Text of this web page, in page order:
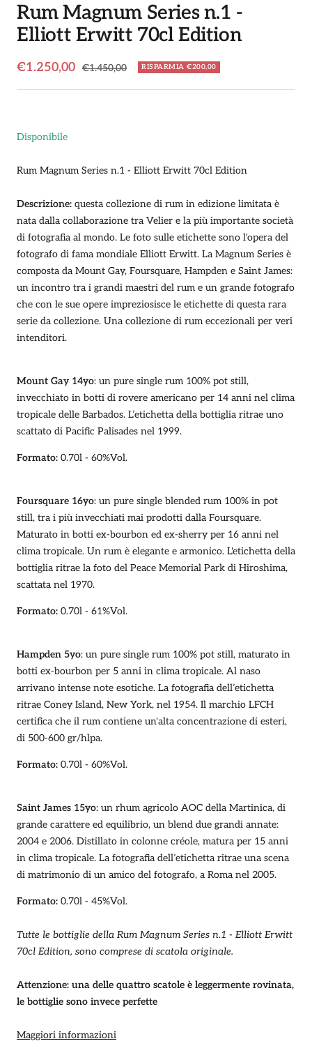
Rum Magnum Series n.1 -
Elliott Erwitt 70cl Edition
Prezzo
di
€1.250,00 Prezzo
€1.450,00 RISPARMIA €200,00
Disponibile
Rum Magnum Series n.1 - Elliott Erwitt 70cl Edition
Descrizione: questa collezione di rum in edizione limitata è
nata dalla collaborazione tra Velier e la più importante società
di fotografia al mondo. Le foto sulle etichette sono l'opera del
fotografo di fama mondiale Elliott Erwitt. La Magnum Series è
composta da Mount Gay, Foursquare, Hampden e Saint James:
un incontro tra i grandi maestri del rum e un grande fotografo
che con le sue opere impreziosisce le etichette di questa rara
serie da collezione. Una collezione di rum eccezionali per veri
intenditori.
Mount Gay 14yo: un pure single rum 100% pot still,
invecchiato in botti di rovere americano per 14 anni nel clima
tropicale delle Barbados. L’etichetta della bottiglia ritrae uno
scattato di Pacific Palisades nel 1999.
Formato: 0.70l - 60%Vol.
Foursquare 16yo: un pure single blended rum 100% in pot
still, tra i più invecchiati mai prodotti dalla Foursquare.
Maturato in botti ex-bourbon ed ex-sherry per 16 anni nel
clima tropicale. Un rum è elegante e armonico. L'etichetta della
bottiglia ritrae la foto del Peace Memorial Park di Hiroshima,
scattata nel 1970.
Formato: 0.70l - 61%Vol.
Hampden 5yo: un pure single rum 100% pot still, maturato in
botti ex-bourbon per 5 anni in clima tropicale. Al naso
arrivano intense note esotiche. La fotografia dell’etichetta
ritrae Coney Island, New York, nel 1954. Il marchio LFCH
certifica che il rum contiene un'alta concentrazione di esteri,
di 500-600 gr/hlpa.
Formato: 0.70l - 60%Vol.
Saint James 15yo: un rhum agricolo AOC della Martinica, di
grande carattere ed equilibrio, un blend due grandi annate:
2004 e 2006. Distillato in colonne créole, matura per 15 anni
in clima tropicale. La fotografia dell’etichetta ritrae una scena
di matrimonio di un amico del fotografo, a Roma nel 2005.
Formato: 0.70l - 45%Vol.
Tutte le bottiglie della Rum Magnum Series n.1 - Elliott Erwitt
70cl Edition, sono comprese di scatola originale.
Attenzione: una delle quattro scatole è leggermente rovinata,
le bottiglie sono invece perfette
Maggiori informazioni